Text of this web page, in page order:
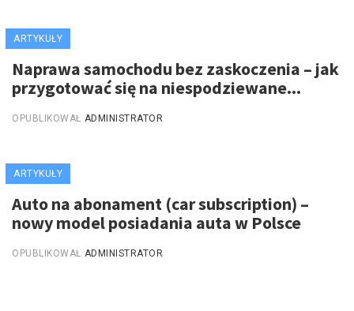
ARTYKUŁY
Naprawa samochodu bez zaskoczenia – jak
przygotować się na niespodziewane...
OPUBLIKOWAŁ ADMINISTRATOR
ARTYKUŁY
Auto na abonament (car subscription) –
nowy model posiadania auta w Polsce
OPUBLIKOWAŁ ADMINISTRATOR